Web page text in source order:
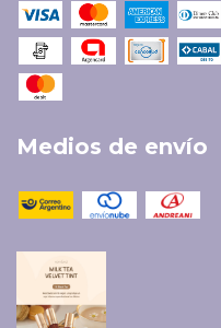
Medios de envío